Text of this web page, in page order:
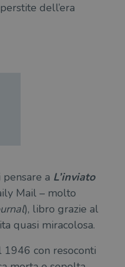
dell’e­ra
pensare a L’inviato
Mail – molto
), libro grazie al
quasi miracolosa.
con resoconti